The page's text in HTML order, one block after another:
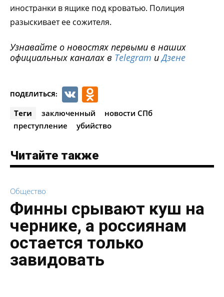
иностранки в ящике под кроватью. Полиция
разыскивает ее сожителя.
Узнавайте о новостях первыми в наших
официальных каналах в Telegram иДзене
ПОДЕЛИТЬСЯ: VK
Теги заключенный
новости СПб
преступление
убийство
Читайте также
Общество
Финны срывают куш на
чернике, а россиянам
остается только
завидовать